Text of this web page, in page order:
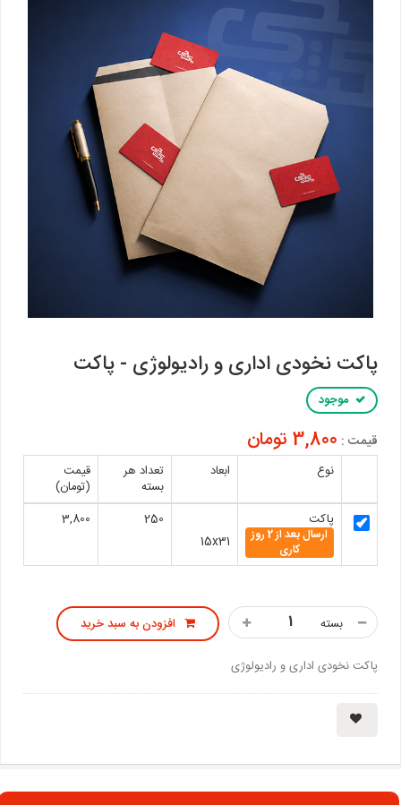
پاکت نخودی اداری و رادیولوژی - پاکت
موجود
قیمت : 3,800 تومان
نوع ابعاد
تعداد هر
بسته
قیمت
(تومان)
پاکت
ارسال بعد از 2 روز
کاری
15x31
250
3,800
بسته افزودن به سبد خرید
پاکت نخودی اداری و رادیولوژی